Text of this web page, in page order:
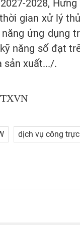
2028,
gian xử lý
ứng dụng
năng số đạt
sản xuất.../.
dịch vụ công